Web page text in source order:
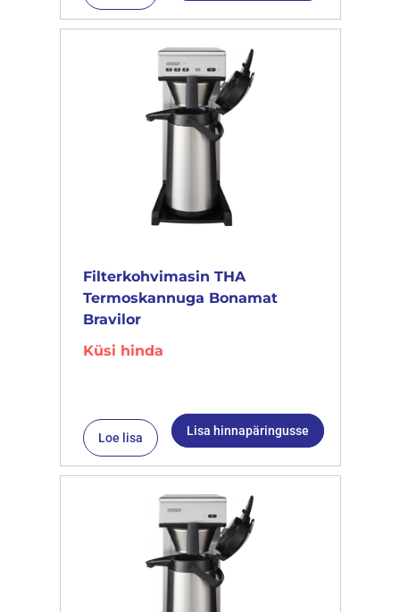
Filterkohvimasin THA
Termoskannuga Bonamat
Bravilor
Küsi hinda
Loe lisa Lisa hinnapäringusse